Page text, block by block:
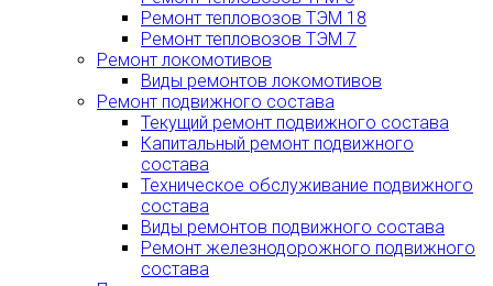
Ремонт тепловозов ТЭМ 18
Ремонт тепловозов ТЭМ 7
Ремонт локомотивов
Виды ремонтов локомотивов
Ремонт подвижного состава
Текущий ремонт подвижного состава
Капитальный ремонт подвижного
состава
Техническое обслуживание подвижного
состава
Виды ремонтов подвижного состава
Ремонт железнодорожного подвижного
состава